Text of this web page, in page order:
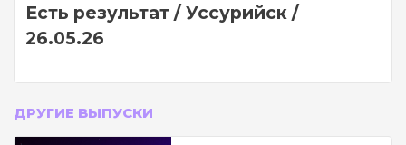
Есть результат / Уссурийск /
26.05.26
ДРУГИЕ ВЫПУСКИ